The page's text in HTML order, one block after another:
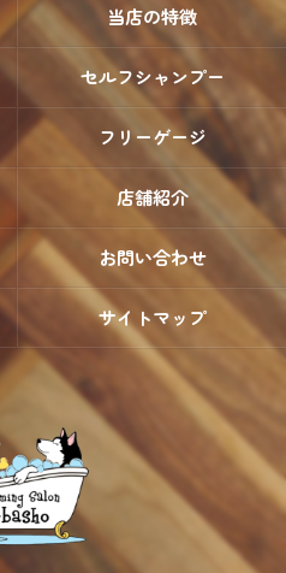
当店の特徴
セルフシャンプー
フリーゲージ
店舗紹介
お問い合わせ
サイトマップ